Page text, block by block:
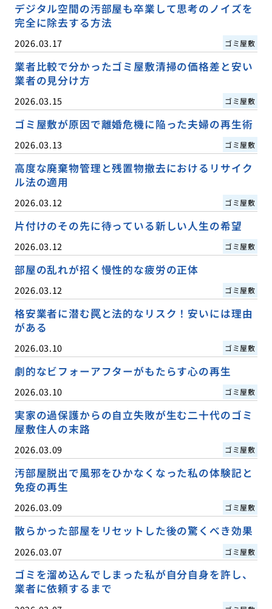
デジタル空間の汚部屋も卒業して思考のノイズを
完全に除去する方法
2026.03.17 ゴミ屋敷
業者比較で分かったゴミ屋敷清掃の価格差と安い
業者の見分け方
2026.03.15 ゴミ屋敷
ゴミ屋敷が原因で離婚危機に陥った夫婦の再生術
2026.03.13 ゴミ屋敷
高度な廃棄物管理と残置物撤去におけるリサイク
ル法の適用
2026.03.12 ゴミ屋敷
片付けのその先に待っている新しい人生の希望
2026.03.12 ゴミ屋敷
部屋の乱れが招く慢性的な疲労の正体
2026.03.12 ゴミ屋敷
格安業者に潜む罠と法的なリスク！安いには理由
がある
2026.03.10 ゴミ屋敷
劇的なビフォーアフターがもたらす心の再生
2026.03.10 ゴミ屋敷
実家の過保護からの自立失敗が生む二十代のゴミ
屋敷住人の末路
2026.03.09 ゴミ屋敷
汚部屋脱出で風邪をひかなくなった私の体験記と
免疫の再生
2026.03.09 ゴミ屋敷
散らかった部屋をリセットした後の驚くべき効果
2026.03.07 ゴミ屋敷
ゴミを溜め込んでしまった私が自分自身を許し、
業者に依頼するまで